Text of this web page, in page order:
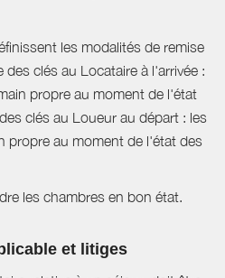
les modalités de remise
clés au Locataire à l'arrivée :
propre au moment de l'état
clés au Loueur au départ : les
propre au moment de l'état des
les chambres en bon état.
et litiges